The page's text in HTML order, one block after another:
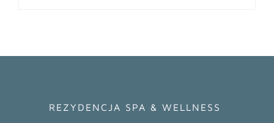
REZYDENCJA SPA & WELLNESS